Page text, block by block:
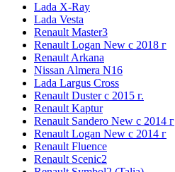
Lada X-Ray
Lada Vesta
Renault Master3
Renault Logan New с 2018 г
Renault Arkana
Nissan Almera N16
Lada Largus Cross
Renault Duster с 2015 г.
Renault Kaptur
Renault Sandero New с 2014 г
Renault Logan New с 2014 г
Renault Fluence
Renault Scenic2